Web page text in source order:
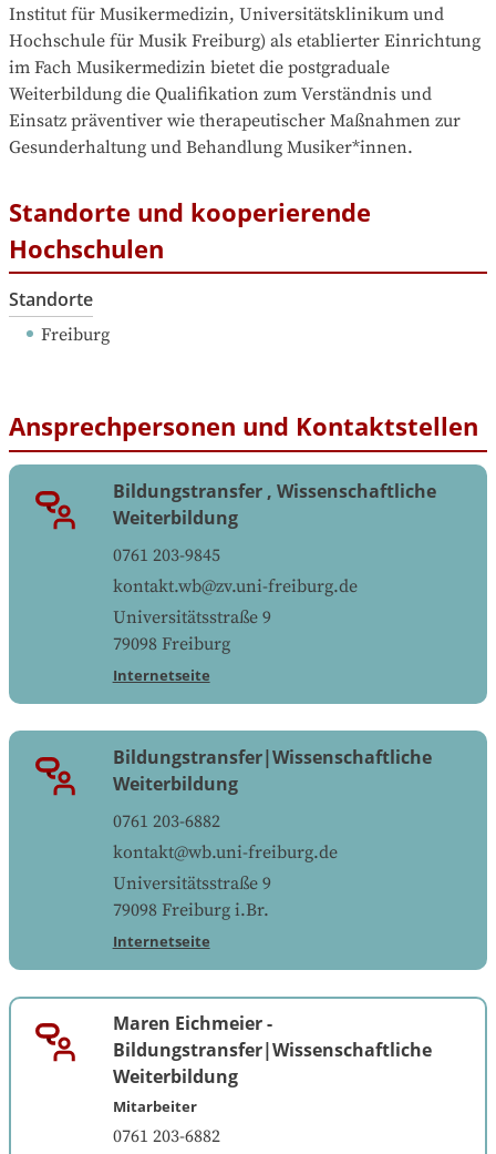
Institut für Musikermedizin, Universitätsklinikum und
Hochschule für Musik Freiburg) als etablierter Einrichtung
im Fach Musikermedizin bietet die postgraduale
Weiterbildung die Qualifikation zum Verständnis und
Einsatz präventiver wie therapeutischer Maßnahmen zur
Gesunderhaltung und Behandlung Musiker*innen.
Standorte und kooperierende
Hochschulen
Standorte
Freiburg
Ansprechpersonen und Kontaktstellen
Bildungstransfer , Wissenschaftliche
Weiterbildung
0761 203-9845
kontakt.wb@zv.uni-freiburg.de
Universitätsstraße 9
79098 Freiburg
Internetseite
Bildungstransfer|Wissenschaftliche
Weiterbildung
0761 203-6882
kontakt@wb.uni-freiburg.de
Universitätsstraße 9
79098 Freiburg i.Br.
Internetseite
Maren Eichmeier -
Bildungstransfer|Wissenschaftliche
Weiterbildung
Mitarbeiter
0761 203-6882